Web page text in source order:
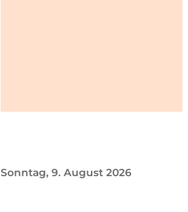
Sonntag, 9. August 2026